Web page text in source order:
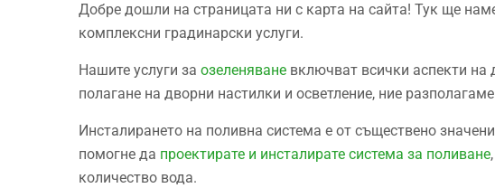
Добре дошли на страницата ни с карта на сайта! Тук ще
комплексни градинарски услуги.
Нашите услуги за озеленяване включват всички аспекти на
полагане на дворни настилки и осветление, ние
Инсталирането на поливна система е от съществено
помогне да проектирате и инсталирате система за поливане
количество вода.